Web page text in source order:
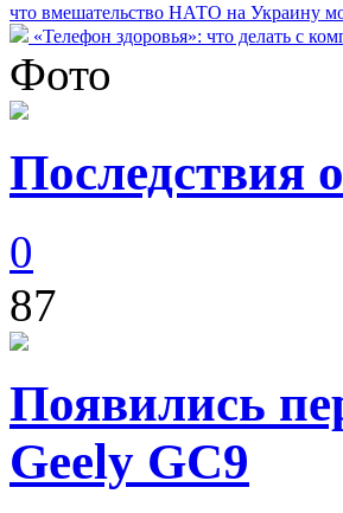
что вмешательство НАТО на Украину
«Телефон здоровья»: что делать с
Фото
Последствия
0
87
Появились
Geely GC9